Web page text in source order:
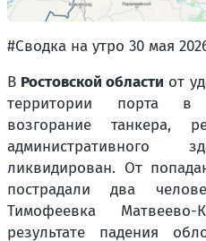
#Сводка на утро 30 мая
В Ростовской области от
территории порта в
возгорание танкера,
ликвидирован. От
пострадали два
Тимофеевка
результате падения